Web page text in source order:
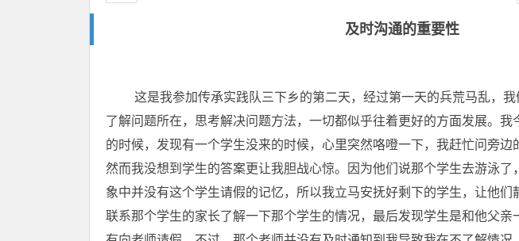
及时沟通的重要性
这是我参加传承实践队三下乡的第二天，经过第一天的兵荒马乱，我
了解问题所在，思考解决问题方法，一切都似乎往着更好的方面发展。我
的时候，发现有一个学生没来的时候，心里突然咯噔一下，我赶忙问旁边
然而我没想到学生的答案更让我胆战心惊。因为他们说那个学生去游泳了
象中并没有这个学生请假的记忆，所以我立马安抚好剩下的学生，让他
联系那个学生的家长了解一下那个学生的情况，最后发现学生是和他父亲